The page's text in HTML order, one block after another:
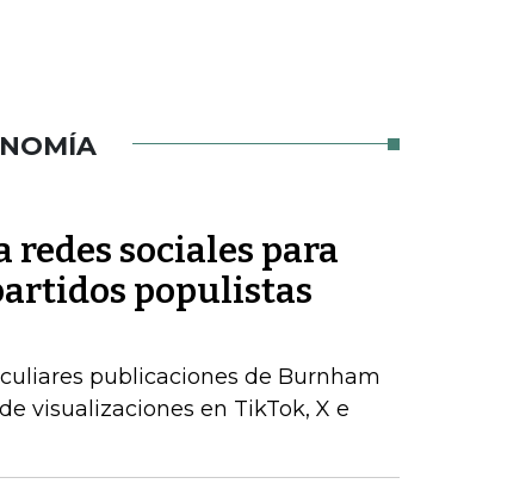
sociales para
populistas
publicaciones de Burnham
visualizaciones en TikTok, X e